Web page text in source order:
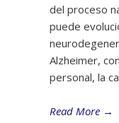
del proceso
puede
Alzheimer,
personal, la
Read More →